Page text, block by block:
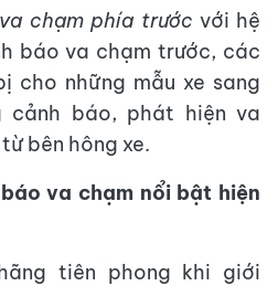
chạm phía trước với hệ
báo va chạm trước, các
cho những mẫu xe sang
cảnh báo, phát hiện va
bên hông xe.
va chạm nổi bật hiện
tiên phong khi giới